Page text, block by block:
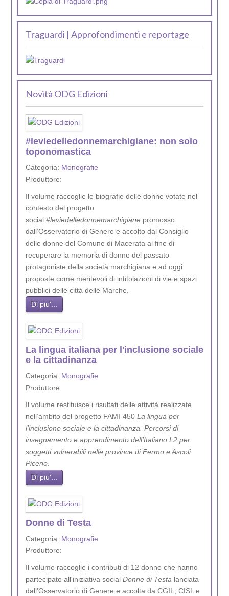
Traguardi | Approfondimenti e reportage
Novità ODG Edizioni
#leviedelledonnemarchigiane: non solo
toponomastica
Categoria: Monografie
Produttore:
Il volume raccoglie le biografie delle donne votate nel
contesto del progetto
social#leviedelledonnemarchigianepromosso
dall’Osservatorio di Genere e accolto dal Consiglio
delle donne del Comune di Macerata al fine di
recuperare la memoria di donne del passato
protagoniste della società marchigiana e ad oggi
proposte come meritevoli di intitolazioni di vie e spazi
pubblici delle città delle Marche.
Di piu'...
La lingua italiana per l'inclusione sociale
e la cittadinanza
Categoria: Monografie
Produttore:
Il volume restituisce i risultati delle attività realizzate
nell’ambito del progetto FAMI-450 La lingua per
l’inclusione sociale e la cittadinanza. Percorsi di
insegnamento e apprendimento dell’Italiano L2 per
soggetti vulnerabili nelle province di Fermo e Ascoli
Piceno.
Di piu'...
Donne di Testa
Categoria: Monografie
Produttore:
Il volume raccoglie i contributi di 12 donne che hanno
partecipato all'iniziativa social Donne di Testalanciata
dall'Osservatorio di Genere e accolta da CGIL, CISL e